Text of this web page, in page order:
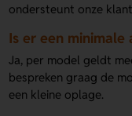
ondersteunt onze
Is er een
Ja, per model geldt
bespreken graag de
een kleine oplage.